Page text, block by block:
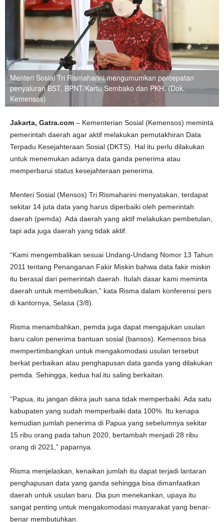
Menteri Sosial Tri Rismaharini mengumumkan percepatan
penyaluran BST, BPNT/Kartu Sembako dan PKH. (Dok.
Kemensos)
Jakarta, Gatra.com – Kementerian Sosial (Kemensos) meminta
pemerintah daerah agar aktif melakukan pemutakhiran Data
Terpadu Kesejahteraan Sosial (DKTS). Hal itu perlu dilakukan
untuk menemukan adanya data ganda penerima atau
memperbarui status kesejahteraan penerima.
Menteri Sosial (Mensos) Tri Rismaharini menyatakan, terdapat
sekitar 14 juta data yang harus diperbaiki oleh pemerintah
daerah (pemda). Ada daerah yang aktif melakukan pembetulan,
tapi ada juga daerah yang tidak aktif.
“Kami mengembalikan sesuai Undang-Undang Nomor 13 Tahun
2011 tentang Penanganan Fakir Miskin bahwa data fakir miskin
itu berasal dari pemerintah daerah. Itulah dasar kami meminta
daerah untuk membetulkan,” kata Risma dalam konferensi pers
di kantornya, Selasa (3/8).
Risma menambahkan, pemda juga dapat mengajukan usulan
baru calon penerima bantuan sosial (bansos). Kemensos bisa
mempertimbangkan untuk mengakomodasi usulan tersebut
berkat perbaikan atau penghapusan data ganda yang dilakukan
pemda. Sehingga, kedua hal itu saling berkaitan.
“Papua, itu jangan dikira jauh sana tidak memperbaiki. Ada satu
kabupaten yang sudah memperbaiki data 100%. Itu kenapa
kemudian jumlah penerima di Papua yang sebelumnya sekitar
15 ribu orang pada tahun 2020, bertambah menjadi 28 ribu
orang di 2021,” paparnya.
Risma menjelaskan, kenaikan jumlah itu dapat terjadi lantaran
penghapusan data yang ganda sehingga bisa dimanfaatkan
daerah untuk usulan baru. Dia pun menekankan, upaya itu
sangat penting untuk mengakomodasi masyarakat yang benar-
benar membutuhkan.